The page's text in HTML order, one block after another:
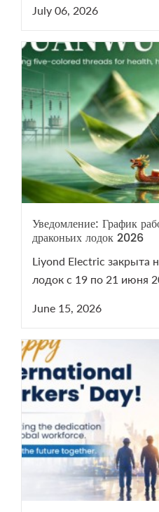
сотрудников.
July 06, 2026
Уведомление: График
драконьих лодок 2026
Liyond Electric закрыта
лодок с 19 по 21 июня
June 15, 2026